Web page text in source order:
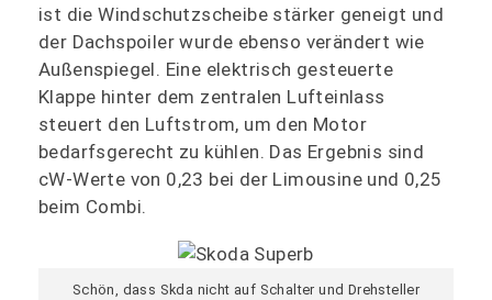
ist die Windschutzscheibe stärker geneigt und
der Dachspoiler wurde ebenso verändert wie
Außenspiegel. Eine elektrisch gesteuerte
Klappe hinter dem zentralen Lufteinlass
steuert den Luftstrom, um den Motor
bedarfsgerecht zu kühlen. Das Ergebnis sind
cW-Werte von 0,23 bei der Limousine und 0,25
beim Combi.
Schön, dass Skda nicht auf Schalter und Drehsteller